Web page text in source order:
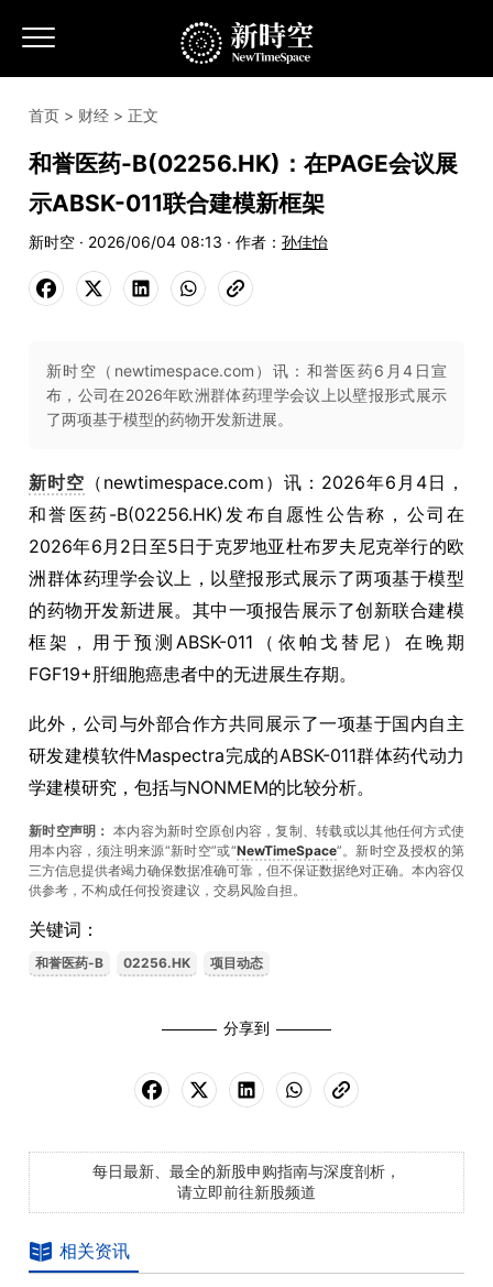
首页 > 财经 > 正文
和誉医药-B(02256.HK)：在PAGE会议展
示ABSK-011联合建模新框架
新时空 · 2026/06/04 08:13 · 作者： 孙佳怡
新时空（newtimespace.com）讯：和誉医药6月4日宣
布，公司在2026年欧洲群体药理学会议上以壁报形式展示
了两项基于模型的药物开发新进展。
新时空 （newtimespace.com）讯：2026年6月4日，
和誉医药-B(02256.HK)发布自愿性公告称，公司在
2026年6月2日至5日于克罗地亚杜布罗夫尼克举行的欧
洲群体药理学会议上，以壁报形式展示了两项基于模型
的药物开发新进展。其中一项报告展示了创新联合建模
框架，用于预测ABSK-011（依帕戈替尼）在晚期
FGF19+肝细胞癌患者中的无进展生存期。
此外，公司与外部合作方共同展示了一项基于国内自主
研发建模软件Maspectra完成的ABSK-011群体药代动力
学建模研究，包括与NONMEM的比较分析。
新时空声明： 本内容为新时空原创内容，复制、转载或以其他任何方式使
用本内容，须注明来源“新时空”或“NewTimeSpace”。新时空及授权的第
三方信息提供者竭力确保数据准确可靠，但不保证数据绝对正确。本內容仅
供参考，不构成任何投资建议，交易风险自担。
关键词：
和誉医药-B 02256.HK 项目动态
分享到
每日最新、最全的新股申购指南与深度剖析，
请立即前往新股频道
相关资讯